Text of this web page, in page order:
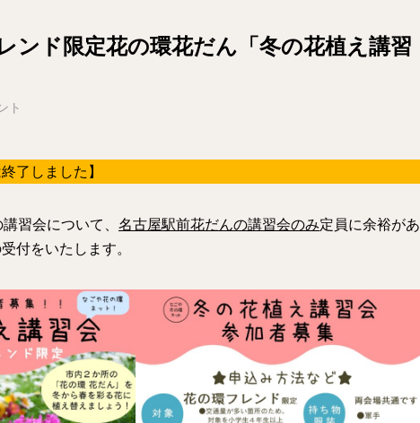
ンド限定花の環花だん「冬の花植え講習
ト
了しました】
習会について、 名古屋駅前花だんの講習会のみ定員に余裕があ
付をいたします。